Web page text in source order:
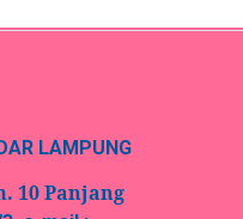
LAMPUNG
10 Panjang